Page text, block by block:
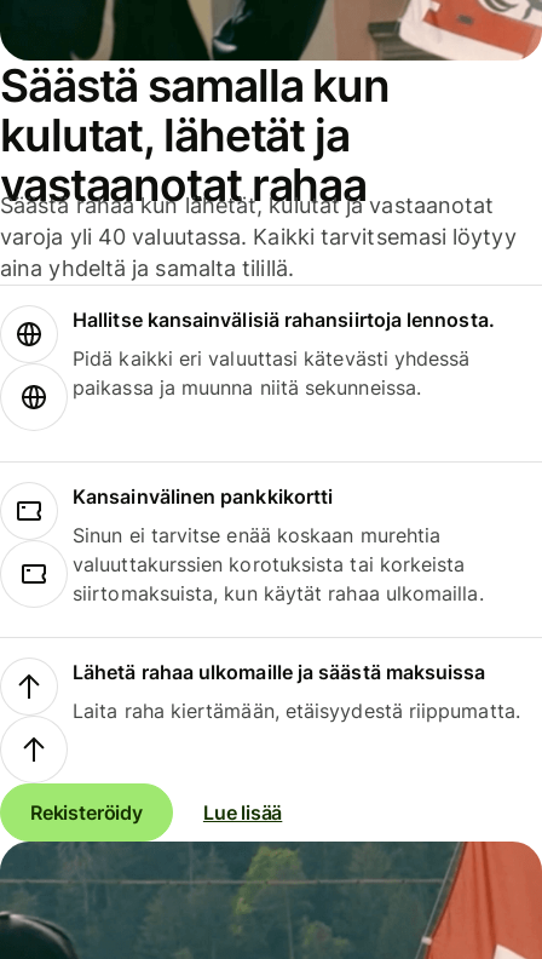
Säästä samalla kun
kulutat, lähetät ja
vastaanotat rahaa
Säästä rahaa kun lähetät, kulutat ja vastaanotat
varoja yli 40 valuutassa. Kaikki tarvitsemasi löytyy
aina yhdeltä ja samalta tilillä.
Hallitse kansainvälisiä rahansiirtoja lennosta.
Pidä kaikki eri valuuttasi kätevästi yhdessä
paikassa ja muunna niitä sekunneissa.
Kansainvälinen pankkikortti
Sinun ei tarvitse enää koskaan murehtia
valuuttakurssien korotuksista tai korkeista
siirtomaksuista, kun käytät rahaa ulkomailla.
Lähetä rahaa ulkomaille ja säästä maksuissa
Laita raha kiertämään, etäisyydestä riippumatta.
Rekisteröidy Lue lisää